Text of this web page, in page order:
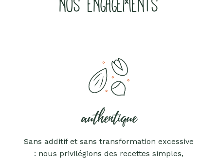
NOS ENGAGEMENTS
authentique
Sans additif et sans transformation excessive
: nous privilégions des recettes simples,